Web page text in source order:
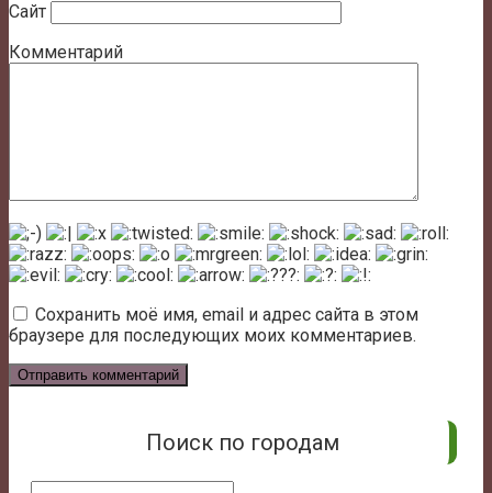
Сайт
Комментарий
Сохранить моё имя, email и адрес сайта в этом
браузере для последующих моих комментариев.
Поиск по городам